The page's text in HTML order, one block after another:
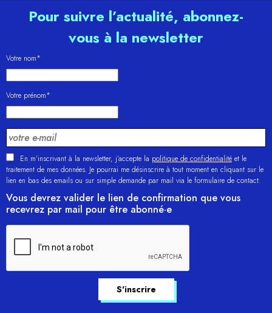
Pour suivre l’actualité, abonnez-
vous à la newsletter
Votre nom*
Votre prénom*
En m'inscrivant à la newsletter, j’accepte la politique de confidentialité et le
traitement de mes données. Je pourrai me désinscrire à tout moment en cliquant sur le
lien en bas des emails ou sur simple demande par mail via le formulaire de contact.
Vous devrez valider le lien de confirmation que vous
recevrez par mail pour être abonné·e